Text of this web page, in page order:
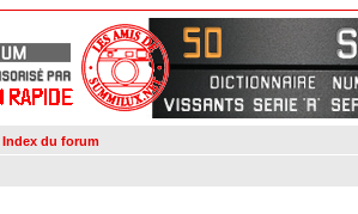
Index du forum